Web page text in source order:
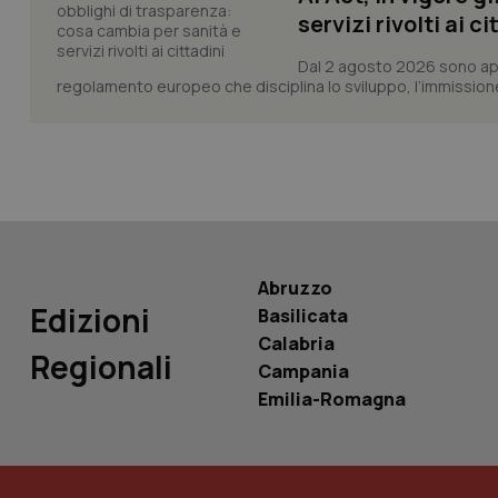
servizi rivolti ai
Dal 2 agosto 2026 sono
regolamento europeo che disciplina lo sviluppo,
Edizioni
Regionali
Abruzzo
Basilicata
Calabria
Campania
Emilia-Romagna
tracking-sites-
tracking-enable